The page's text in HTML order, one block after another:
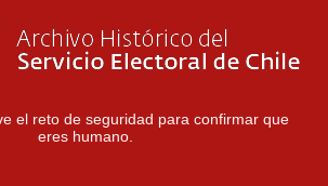
el reto de seguridad para confirmar que
eres humano.